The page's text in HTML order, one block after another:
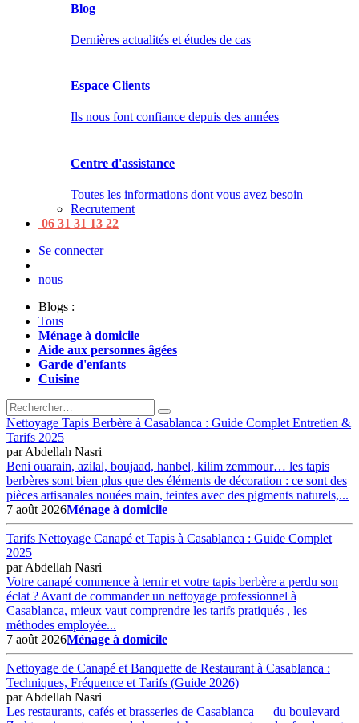
Blog
Dernières actualités et études de cas
Espace Clients
Ils nous font confiance depuis des années
Centre d'assistance
Toutes les informations dont vous avez besoin
Recrutement
06 31 31 13 22
Se connecter
nous
Blogs :
Tous
Ménage à domicile
Aide aux personnes âgées
Garde d'enfants
Cuisine
Nettoyage Tapis Berbère à Casablanca : Guide Complet Entretien &
Tarifs 2025
parAbdellah Nasri
Beni ouarain, azilal, boujaad, hanbel, kilim zemmour… les tapis
berbères sont bien plus que des éléments de décoration : ce sont des
pièces artisanales nouées main, teintes avec des pigments naturels,...
7 août 2026Ménage à domicile
Tarifs Nettoyage Canapé et Tapis à Casablanca : Guide Complet
2025
parAbdellah Nasri
Votre canapé commence à ternir et votre tapis berbère a perdu son
éclat ? Avant de commander un nettoyage professionnel à
Casablanca, mieux vaut comprendre les tarifs pratiqués , les
méthodes employée...
7 août 2026Ménage à domicile
Nettoyage de Canapé et Banquette de Restaurant à Casablanca :
Techniques, Fréquence et Tarifs (Guide 2026)
parAbdellah Nasri
Les restaurants, cafés et brasseries de Casablanca — du boulevard